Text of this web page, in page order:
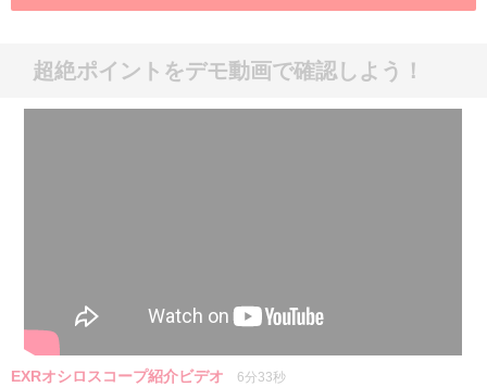
超絶ポイントをデモ動画で確認しよう！
EXRオシロスコープ紹介ビデオ
6分33秒